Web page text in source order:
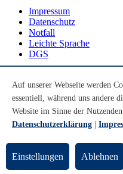
Impressum
Datenschutz
Notfall
Leichte Sprache
DGS
Youtube
Instagram
LinkedIn
© Universität Bremen 2026
Auf unserer Webseite werden
essentiell, während uns andere
Website im Sinne der
Datenschutzerklärung
Einstellungen Ablehnen